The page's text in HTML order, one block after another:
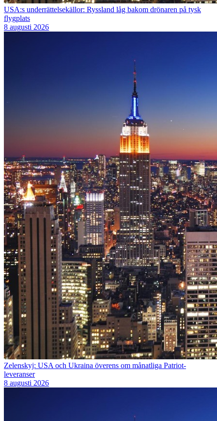
USA:s underrättelsekällor: Ryssland låg bakom drönaren på tysk
flygplats
8 augusti 2026
Zelenskyj: USA och Ukraina överens om månatliga Patriot-
leveranser
8 augusti 2026